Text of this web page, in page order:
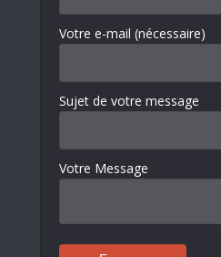
Votre e-mail (nécessaire)
Sujet de votre message
Votre Message